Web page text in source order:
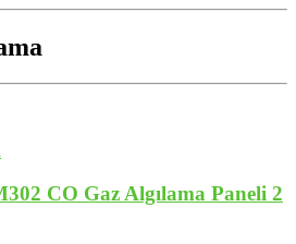
CO Gaz Algılama Paneli 2